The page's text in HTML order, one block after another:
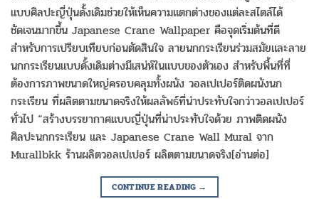
แบบศิลปะญี่ปุ่นดั้งเดิมช่วยให้เห็นความแตกต่างของแต่ละสไตล์ได้
ชัดเจนมากขึ้น Japanese Crane Wallpaper คือจุดเริ่มต้นที่ดี
สำหรับการเปรียบเทียบก่อนตัดสินใจ ลายนกกระเรียนร่วมสมัยและลาย
นกกระเรียนแบบดั้งเดิมต่างมีเสน่ห์ในแบบของตัวเอง สำหรับพื้นที่ที่
ต้องการภาพขนาดใหญ่ครอบคลุมทั้งผนัง วอลเปเปอร์ติดผนังนก
กระเรียน ที่ผลิตตามขนาดจริงให้ผลลัพธ์ที่น่าประทับใจกว่าวอลเปเปอร์
ทั่วไป “สร้างบรรยากาศแบบญี่ปุ่นที่น่าประทับใจด้วย ภาพติดผนัง
ศิลปะนกกระเรียน และ Japanese Crane Wall Mural จาก
Murallbkk ร้านผลิตวอลเปเปอร์ ผลิตตามขนาดจริง[อ่านต่อ]
CONTINUE READING →